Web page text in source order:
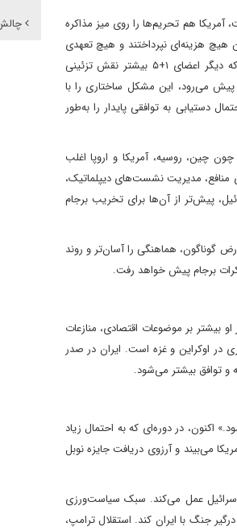
آمریکا هم تحریم‌ها را روی میز مذاکره
هیچ هزینه‌ای نپرداختند و هیچ تعهدی
هم بر عهده نگرفتند. در واقع، برجام بیش از آنکه توافقی چندجانبه باشد، یک توافق دوجانبه میان ایران و آمریکا بود که دیگر اعضای ۱+۵ بیشتر نقش تزئینی
پیش می‌رود، این مشکل ساختاری را با
دستیابی به توافقی پایدار را به‌طور
چین، روسیه، آمریکا و اروپا اغلب
منافع، مدیریت نشست‌های دیپلماتیک،
پیش‌تر از آن‌ها برای تخریب برجام
گوناگون، هماهنگی را آسان‌تر و روند
برجام پیش خواهد رفت.
بیشتر بر موضوعات اقتصادی، منازعات
در اوکراین و غزه است. ایران در صدر
و توافق بیشتر می‌شود.
اکنون، در دوره‌ای که به احتمال زیاد
می‌بیند و آرزوی دریافت جایزه نوبل
عمل می‌کند. سبک سیاست‌ورزی
جنگ با ایران کند. استقلال ترامپ،